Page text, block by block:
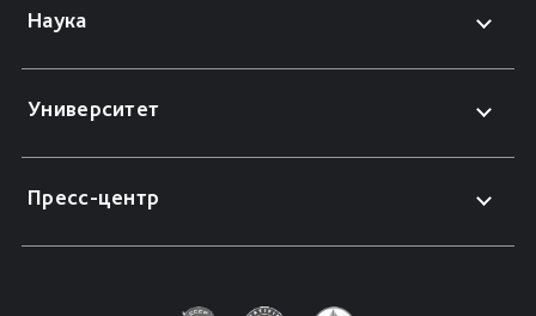
Наука
Университет
Пресс-центр